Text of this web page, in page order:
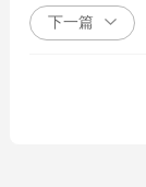
下一篇